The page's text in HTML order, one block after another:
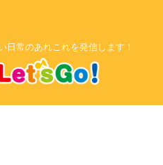
日常のあれこれを発信します！